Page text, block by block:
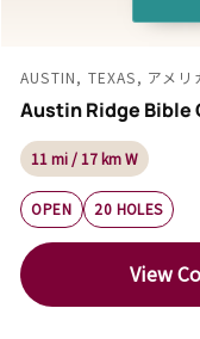
AUSTIN, TEXAS, アメリ
Austin Ridge Bible
11 mi / 17 km W
OPEN 20 HOLES
View